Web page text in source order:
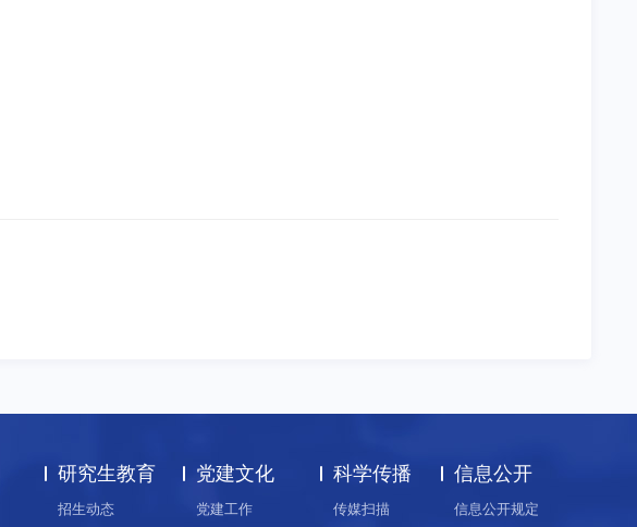
研究生教育
招生动态
党建文化
党建工作
科学传播
传媒扫描
信息公开
信息公开规定